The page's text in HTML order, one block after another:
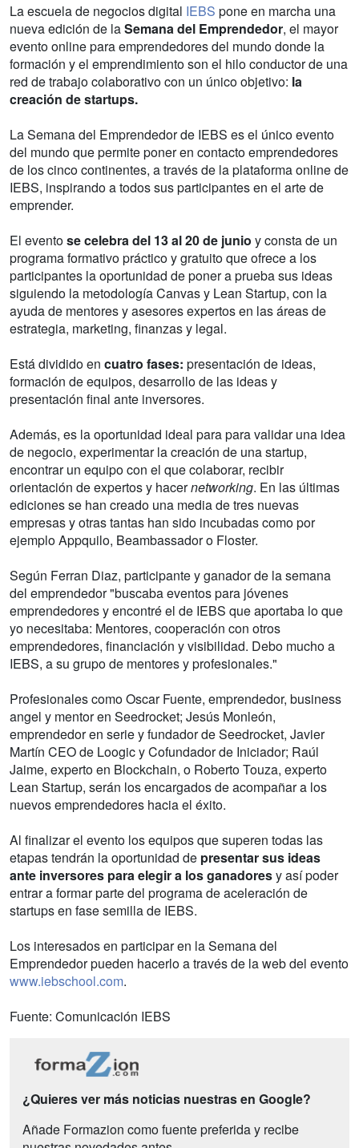
La escuela de negocios digital IEBS pone en marcha una
nueva edición de laSemana del Emprendedor, el mayor
evento online para emprendedores del mundo donde la
formación y el emprendimiento son el hilo conductor de una
red de trabajo colaborativo con un único objetivo: la
creación de startups.
La Semana del Emprendedor de IEBS es el único evento
del mundo que permite poner en contacto emprendedores
de los cinco continentes, a través de la plataforma online de
IEBS, inspirando a todos sus participantes en el arte de
emprender.
El eventose celebra del 13 al 20 de junio y consta de un
programa formativo práctico y gratuito que ofrece a los
participantes la oportunidad de poner a prueba sus ideas
siguiendo la metodología Canvas y Lean Startup, con la
ayuda de mentores y asesores expertos en las áreas de
estrategia, marketing, finanzas y legal.
Está dividido en cuatro fases: presentación de ideas,
formación de equipos, desarrollo de las ideas y
presentación final ante inversores.
Además, es la oportunidad ideal para para validar una idea
de negocio, experimentar la creación de una startup,
encontrar un equipo con el que colaborar, recibir
orientación de expertos y hacernetworking. En las últimas
ediciones se han creado una media de tres nuevas
empresas y otras tantas han sido incubadas como por
ejemplo Appquilo, Beambassador o Floster.
Según Ferran Diaz, participante y ganador de la semana
del emprendedor "buscaba eventos para jóvenes
emprendedores y encontré el de IEBS que aportaba lo que
yo necesitaba: Mentores, cooperación con otros
emprendedores, financiación y visibilidad. Debo mucho a
IEBS, a su grupo de mentores y profesionales."
Profesionales como Oscar Fuente, emprendedor, business
angel y mentor en Seedrocket; Jesús Monleón,
emprendedor en serie y fundador de Seedrocket, Javier
Martín CEO de Loogic y Cofundador de Iniciador; Raúl
Jaime, experto en Blockchain, o Roberto Touza, experto
Lean Startup, serán los encargados de acompañar a los
nuevos emprendedores hacia el éxito.
Al finalizar el evento los equipos que superen todas las
etapas tendrán la oportunidad de presentar sus ideas
ante inversores para elegir a los ganadoresy así poder
entrar a formar parte del programa de aceleración de
startups en fase semilla de IEBS.
Los interesados en participar en la Semana del
Emprendedor pueden hacerlo a través de la web del evento
www.iebschool.com.
Fuente: Comunicación IEBS
¿Quieres ver más noticias nuestras en Google?
Añade Formazion como fuente preferida y recibe